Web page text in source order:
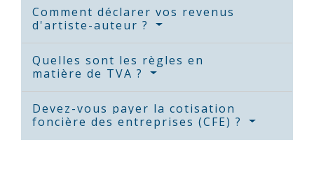
Comment déclarer vos revenus
d'artiste-auteur ?
Quelles sont les règles en
matière de TVA ?
Devez-vous payer la cotisation
foncière des entreprises (CFE) ?